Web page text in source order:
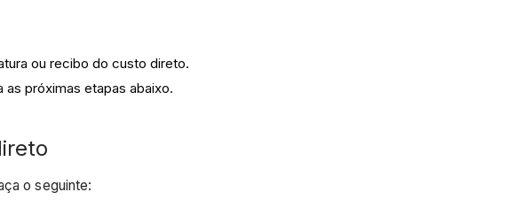
ou recibo do custo direto.
as próximas etapas abaixo.
o seguinte: